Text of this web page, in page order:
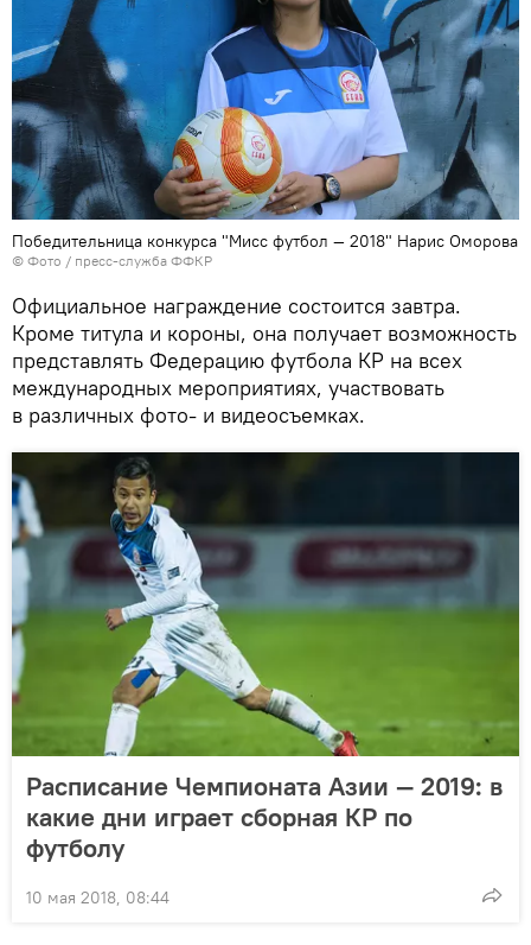
Победительница конкурса "Мисс футбол — 2018" Нарис Оморова
© Фото / пресс-служба ФФКР
Официальное награждение состоится завтра.
Кроме титула и короны, она получает возможность
представлять Федерацию футбола КР на всех
международных мероприятиях, участвовать
в различных фото- и видеосъемках.
Расписание Чемпионата Азии — 2019: в
какие дни играет сборная КР по
футболу
10 мая 2018, 08:44